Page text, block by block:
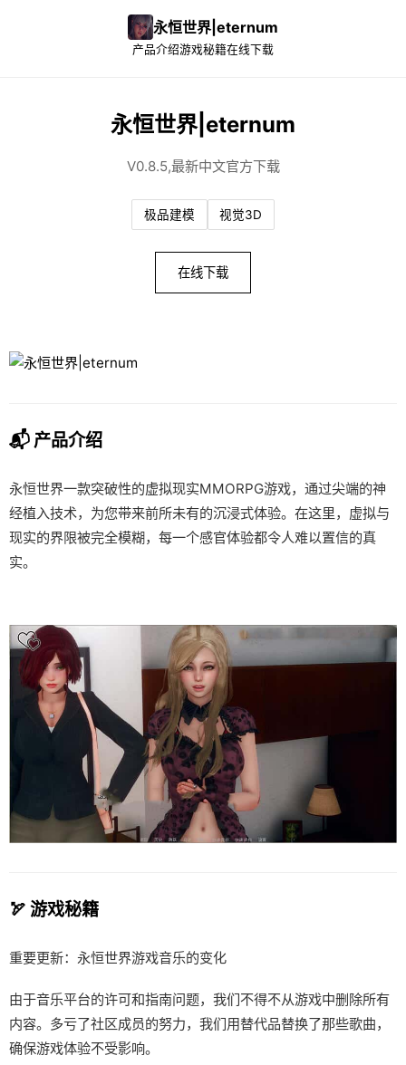
永恒世界|eternum
产品介绍游戏秘籍在线下载
永恒世界|eternum
V0.8.5,最新中文官方下载
极品建模 视觉3D
在线下载
📬 产品介绍
永恒世界一款突破性的虚拟现实MMORPG游戏，通过尖端的神
经植入技术，为您带来前所未有的沉浸式体验。在这里，虚拟与
现实的界限被完全模糊，每一个感官体验都令人难以置信的真
实。
🏹 游戏秘籍
重要更新：永恒世界游戏音乐的变化
由于音乐平台的许可和指南问题，我们不得不从游戏中删除所有
内容。多亏了社区成员的努力，我们用替代品替换了那些歌曲，
确保游戏体验不受影响。